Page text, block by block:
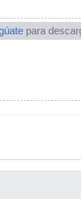
para